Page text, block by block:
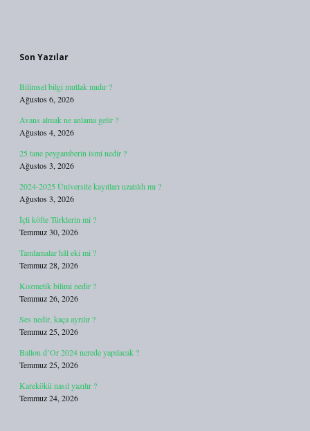
Son Yazılar
Bilimsel bilgi mutlak mıdır ?
Ağustos 6, 2026
Avans almak ne anlama gelir ?
Ağustos 4, 2026
25 tane peygamberin ismi nedir ?
Ağustos 3, 2026
2024-2025 Üniversite kayıtları uzatıldı mı ?
Ağustos 3, 2026
İçli köfte Türklerin mi ?
Temmuz 30, 2026
Tamlamalar hâl eki mi ?
Temmuz 28, 2026
Kozmetik bilimi nedir ?
Temmuz 26, 2026
Ses nedir, kaça ayrılır ?
Temmuz 25, 2026
Ballon d’Or 2024 nerede yapılacak ?
Temmuz 25, 2026
Karekökü nasıl yazılır ?
Temmuz 24, 2026